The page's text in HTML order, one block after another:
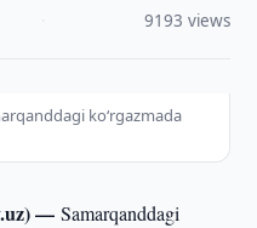
9193 views
ko‘rgazmada
—Samarqanddagi